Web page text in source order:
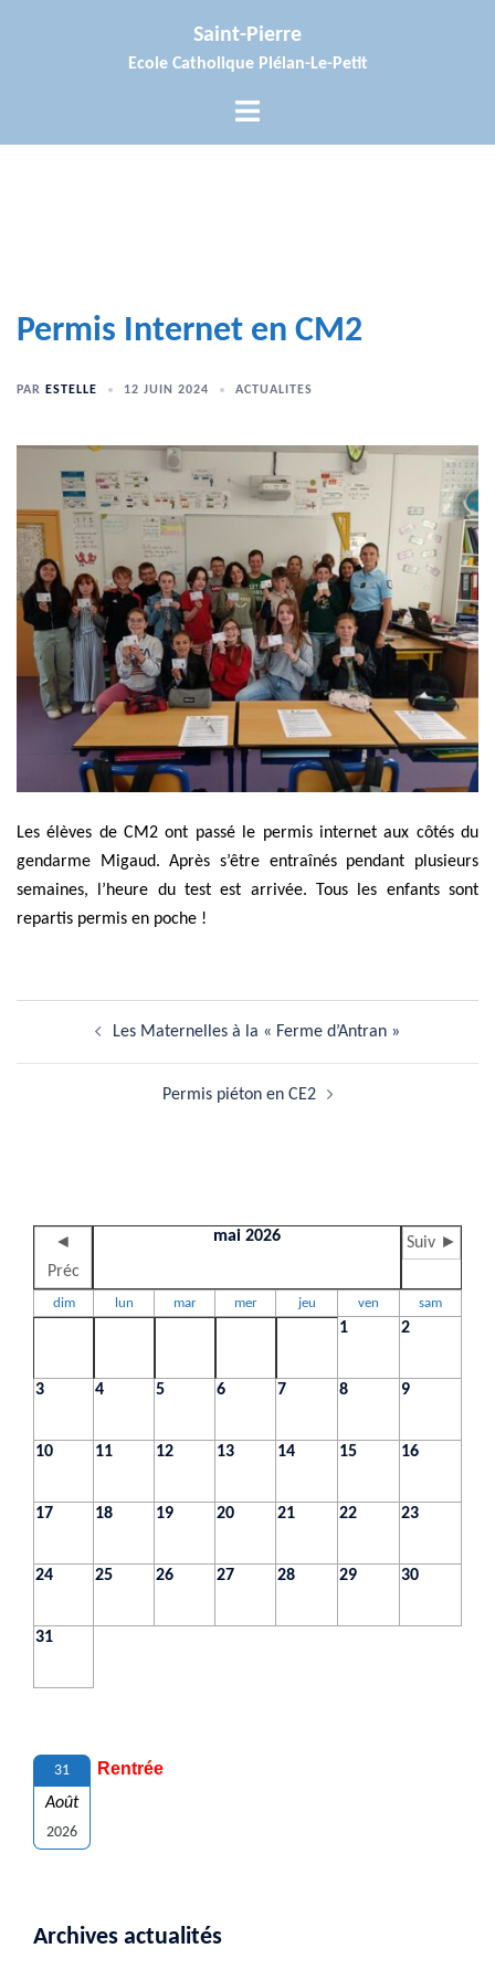
Saint-Pierre
Ecole Catholique Plélan-Le-Petit
Ouvrir/fermer
Permis Internet en CM2
PAR ESTELLE 12 JUIN 2024 ACTUALITES
Les élèves de CM2 ont passé le permis internet aux côtés du
gendarme Migaud. Après s’être entraînés pendant plusieurs
semaines, l’heure du test est arrivée. Tous les enfants sont
repartis permis en poche !
d’article
Les Maternelles à la « Ferme d’Antran »
Permis piéton en CE2
◄
Préc
mai 2026 Suiv ►
dim lun mar mer jeu ven sam
1 2
3 4 5 6 7 8 9
10 11 12 13 14 15 16
17 18 19 20 21 22 23
24 25 26 27 28 29 30
31
31
Août
2026
Rentrée
Archives actualités